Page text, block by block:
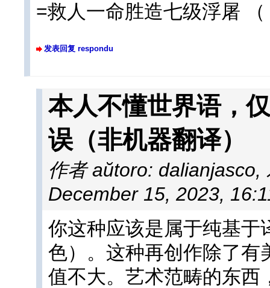
=救人一命胜造七级浮屠 （
发表回复 respondu
本人不懂世界语，
误（非机器翻译）
作者 aŭtoro: dalianjasco,
December 15, 2023,
你这种应该是属于纯基于
色）。这种再创作除了有
值不大。艺术范畴的东西